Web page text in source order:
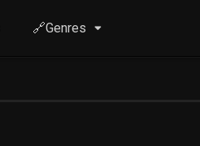
🔗Genres